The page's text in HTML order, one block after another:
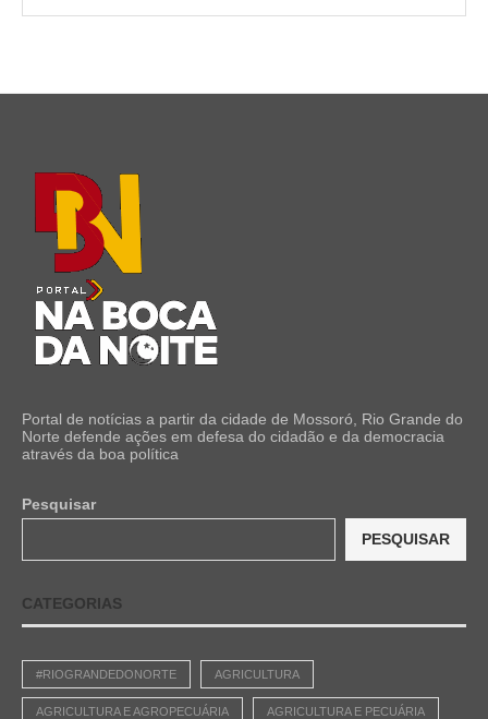
Portal de notícias a partir da cidade de Mossoró, Rio Grande do
Norte defende ações em defesa do cidadão e da democracia
através da boa política
Pesquisar
PESQUISAR
CATEGORIAS
#RIOGRANDEDONORTE AGRICULTURA
AGRICULTURA E AGROPECUÁRIA AGRICULTURA E PECUÁRIA